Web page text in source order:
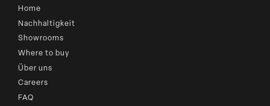
Home
Nachhaltigkeit
Showrooms
Where to buy
Über uns
Careers
FAQ